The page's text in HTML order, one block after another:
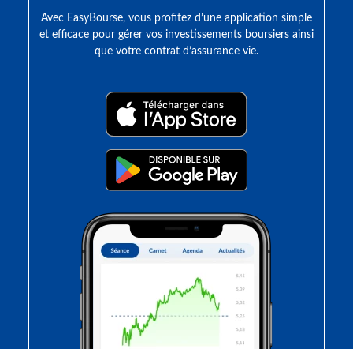
Avec EasyBourse, vous profitez d’une application simple
et efficace pour gérer vos investissements boursiers ainsi
que votre contrat d’assurance vie.